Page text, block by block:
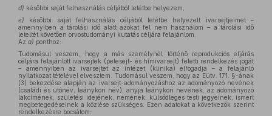
d) későbbi saját felhasználás céljából letétbe helyezem,
e) későbbi saját felhasználás céljából letétbe helyezett ivarsejtjeimet –
amennyiben a tárolási idő alatt azokat fel nem használom – a tárolási idő
leteltét követően orvostudományi kutatás céljára felajánlom.
Az a) ponthoz:
Tudomásul veszem, hogy a más személynél történő reprodukciós eljárás
céljára felajánlott ivarsejtek (petesejt- és hímivarsejt) feletti rendelkezés jogát
– amennyiben az ivarsejtet az intézet (klinika) elfogadja – a felajánló
nyilatkozat tételével elvesztem. Tudomásul veszem, hogy az Eütv. 171. §-ának
(3) bekezdése alapján az ivarsejt-adományozáshoz az adományozó nevének
(családi és utónév, leánykori név), anyja leánykori nevének, az adományozó
lakcímének, születési idejének, nemének, külsődleges testi jegyeinek, ismert
megbetegedéseinek a közlése szükséges. Ezen adatokat a következők szerint
rendelkezésre bocsátom: